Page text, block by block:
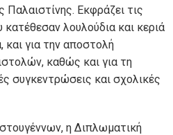
Παλαιστίνης. Εκφράζει τις
κατέθεσαν λουλούδια και κεριά
για την αποστολή
καθώς και για τη
συγκεντρώσεις και σχολικές
η Διπλωματική